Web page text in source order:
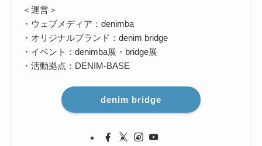
＜運営＞
・ウェブメディア：denimba
・オリジナルブランド：denim bridge
・イベント：denimba展・bridge展
・活動拠点：DENIM-BASE
denim bridge